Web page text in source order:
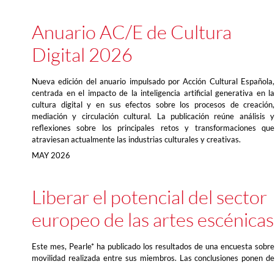
Anuario AC/E de Cultura
Digital 2026
Nueva edición del anuario impulsado por Acción Cultural Española,
centrada en el impacto de la inteligencia artificial generativa en la
cultura digital y en sus efectos sobre los procesos de creación,
mediación y circulación cultural. La publicación reúne análisis y
reflexiones sobre los principales retos y transformaciones que
atraviesan actualmente las industrias culturales y creativas.
MAY 2026
Liberar el potencial del sector
europeo de las artes escénicas
Este mes, Pearle* ha publicado los resultados de una encuesta sobre
movilidad realizada entre sus miembros. Las conclusiones ponen de